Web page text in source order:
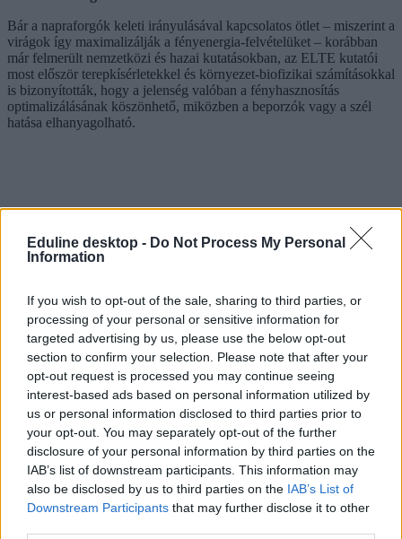
Eduline desktop - Do Not Process My Personal
Information
If you wish to opt-out of the sale, sharing to third parties, or
processing of your personal or sensitive information for
targeted advertising by us, please use the below opt-out
section to confirm your selection. Please note that after your
opt-out request is processed you may continue seeing
interest-based ads based on personal information utilized by
us or personal information disclosed to third parties prior to
your opt-out. You may separately opt-out of the further
disclosure of your personal information by third parties on the
IAB’s list of downstream participants. This information may
also be disclosed by us to third parties on the IAB’s List of
Downstream Participants that may further disclose it to other
Bár a napraforgók keleti irányulásával kapcsolatos ötlet – miszerint a
virágok így maximalizálják a fényenergia-felvételüket – korábban
már felmerült nemzetközi és hazai kutatásokban, az ELTE kutatói
most először terepkísérletekkel és környezet-biofizikai számításokkal
is bizonyították, hogy a jelenség valóban a fényhasznosítás
optimalizálásának köszönhető, miközben a beporzók vagy a szél
hatása elhanyagolható.